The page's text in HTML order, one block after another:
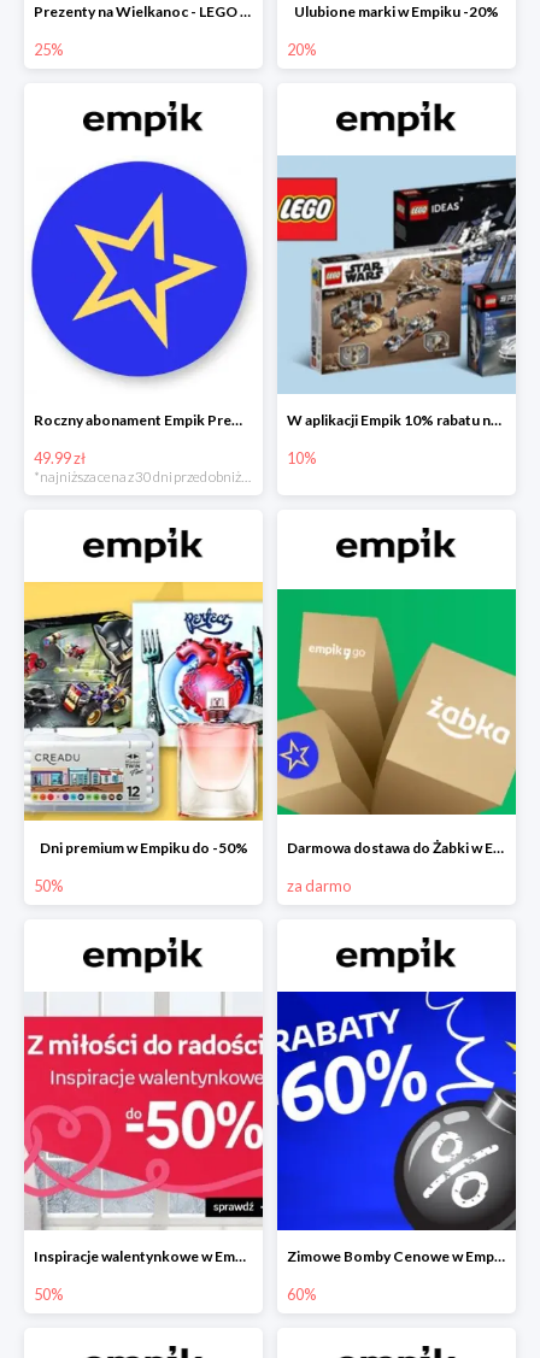
Prezenty na Wielkanoc - LEGO w Empiku do -25%
25%
Ulubione marki w Empiku -20%
20%
Roczny abonament Empik Premium w super cenie
49.99 zł
*najniższa cena z 30 dni przed obniżką
W aplikacji Empik 10% rabatu na klocki LEGO
10%
Dni premium w Empiku do -50%
50%
Darmowa dostawa do Żabki w Empiku
za darmo
Inspiracje walentynkowe w Empiku do -50%
50%
Zimowe Bomby Cenowe w Empiku do -60%
60%